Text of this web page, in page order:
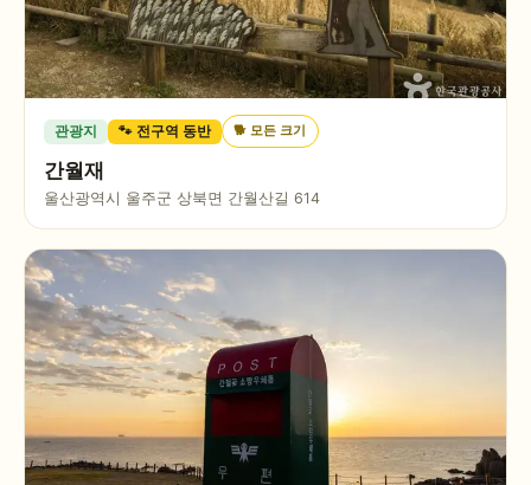
관광지 🐾 전구역 동반 🐕 모든 크기
간월재
울산광역시 울주군 상북면 간월산길 614